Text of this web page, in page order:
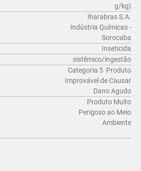
g/kg)
Iharabras S.A.
Indústria Químicas -
Sorocaba
Inseticida
sistêmico/ingestão
Categoria 5  Produto
Improvável de Causar
Dano Agudo
Produto Muito
Perigoso ao Meio
Ambiente